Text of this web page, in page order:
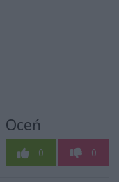
Oceń
0 0